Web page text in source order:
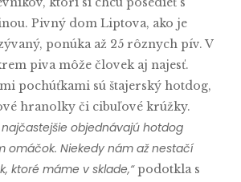
Pivný dom Liptova, ako je
ponúka až 25 rôznych pív. V
piva môže človek aj najesť.
pochúťkami sú štajerský hotdog,
hranolky či cibuľové krúžky.
objednávajú hotdog
omáčok. Niekedy nám až nestačí
ktoré máme v sklade,“podotkla s